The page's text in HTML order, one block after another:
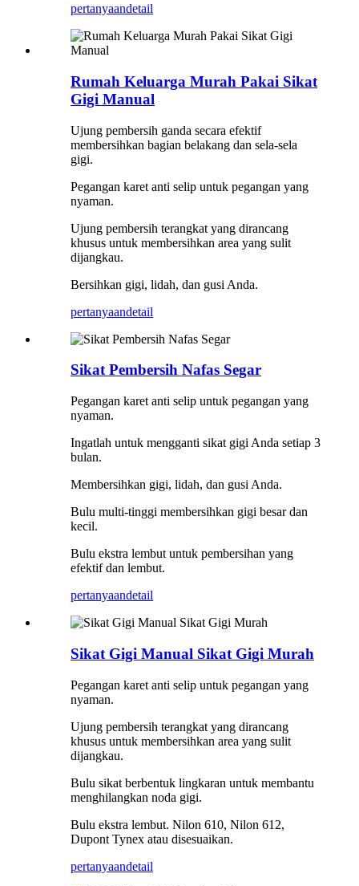
pertanyaandetail
Rumah Keluarga Murah Pakai Sikat
Gigi Manual
Ujung pembersih ganda secara efektif
membersihkan bagian belakang dan sela-sela
gigi.
Pegangan karet anti selip untuk pegangan yang
nyaman.
Ujung pembersih terangkat yang dirancang
khusus untuk membersihkan area yang sulit
dijangkau.
Bersihkan gigi, lidah, dan gusi Anda.
pertanyaandetail
Sikat Pembersih Nafas Segar
Pegangan karet anti selip untuk pegangan yang
nyaman.
Ingatlah untuk mengganti sikat gigi Anda setiap 3
bulan.
Membersihkan gigi, lidah, dan gusi Anda.
Bulu multi-tinggi membersihkan gigi besar dan
kecil.
Bulu ekstra lembut untuk pembersihan yang
efektif dan lembut.
pertanyaandetail
Sikat Gigi Manual Sikat Gigi Murah
Pegangan karet anti selip untuk pegangan yang
nyaman.
Ujung pembersih terangkat yang dirancang
khusus untuk membersihkan area yang sulit
dijangkau.
Bulu sikat berbentuk lingkaran untuk membantu
menghilangkan noda gigi.
Bulu ekstra lembut. Nilon 610, Nilon 612,
Dupont Tynex atau disesuaikan.
pertanyaandetail